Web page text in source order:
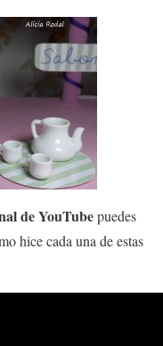
de YouTubepuedes
hice cada una de estas